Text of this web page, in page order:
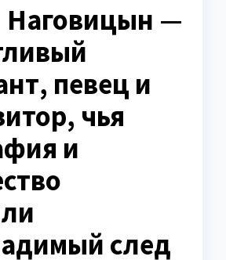
Наговицын —
певец и
чья
и
след